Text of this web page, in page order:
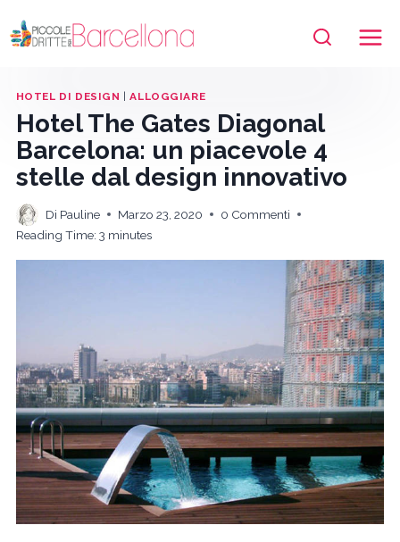
al
HOTEL DI DESIGN |ALLOGGIARE
Hotel The Gates Diagonal
Barcelona: un piacevole 4
stelle dal design innovativo
Di Pauline Marzo 23, 2020
0 Commenti
Reading Time: 3 minutes